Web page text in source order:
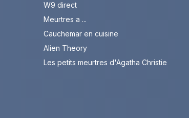
W9 direct
Meurtres a ...
Cauchemar en cuisine
Alien Theory
Les petits meurtres d'Agatha Christie